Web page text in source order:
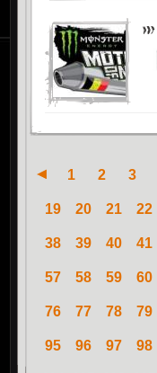
1 2 3
19 20 21 22
38 39 40 41
57 58 59 60
76 77 78 79
95 96 97 98